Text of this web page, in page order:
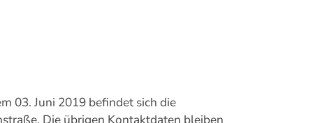
03. Juni 2019 befindet sich die